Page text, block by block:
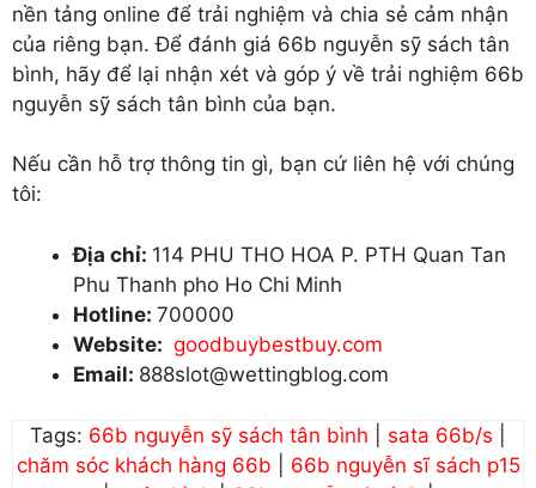
nền tảng online để trải nghiệm và chia sẻ cảm nhận
của riêng bạn. Để đánh giá 66b nguyễn sỹ sách tân
bình, hãy để lại nhận xét và góp ý về trải nghiệm 66b
nguyễn sỹ sách tân bình của bạn.
Nếu cần hỗ trợ thông tin gì, bạn cứ liên hệ với chúng
tôi:
Địa chỉ: 114 PHU THO HOA P. PTH Quan Tan
Phu Thanh pho Ho Chi Minh
Hotline: 700000
Website: goodbuybestbuy.com
Email: 888slot@wettingblog.com
Tags: 66b nguyễn sỹ sách tân bình sata 66b/s
chăm sóc khách hàng 66b
66b nguyễn sĩ sách p15